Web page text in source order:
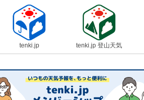
tenki.jp tenki.jp 登山天気